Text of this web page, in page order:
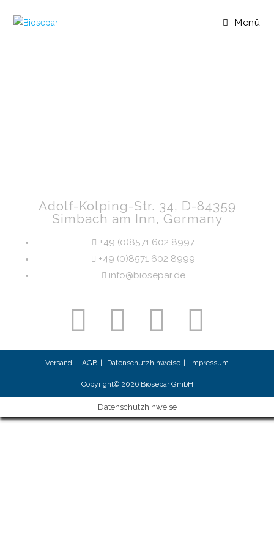
Menü
Adolf-Kolping-Str. 34, D-84359
Simbach am Inn, Germany
+49 (0)8571 602 8997
+49 (0)8571 602 8999
info@biosepar.de
Versand AGB Datenschutzhinweise Impressum
Copyright© 2026 Biosepar GmbH
Datenschutzhinweise